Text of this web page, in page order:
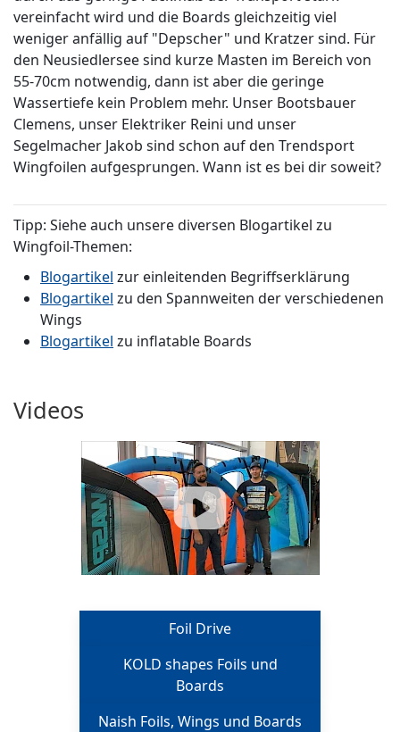
vereinfacht wird und die Boards gleichzeitig viel
weniger anfällig auf "Depscher" und Kratzer sind. Für
den Neusiedlersee sind kurze Masten im Bereich von
55-70cm notwendig, dann ist aber die geringe
Wassertiefe kein Problem mehr. Unser Bootsbauer
Clemens, unser Elektriker Reini und unser
Segelmacher Jakob sind schon auf den Trendsport
Wingfoilen aufgesprungen. Wann ist es bei dir soweit?
Tipp: Siehe auch unsere diversen Blogartikel zu
Wingfoil-Themen:
Blogartikel zur einleitenden Begriffserklärung
Blogartikel zu den Spannweiten der verschiedenen
Wings
Blogartikel zu inflatable Boards
Videos
Foil Drive
KOLD shapes Foils und
Boards
Naish Foils, Wings und Boards